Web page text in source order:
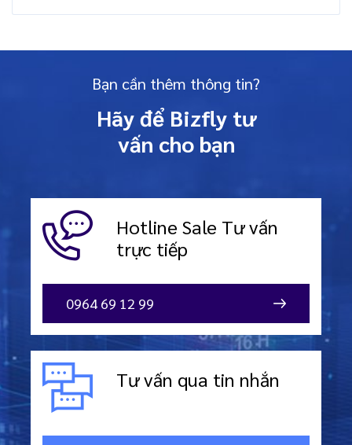
Bạn cần thêm thông tin?
Hãy để Bizfly tư
vấn cho bạn
Hotline Sale Tư vấn
trực tiếp
0964 69 12 99
Tư vấn qua tin nhắn